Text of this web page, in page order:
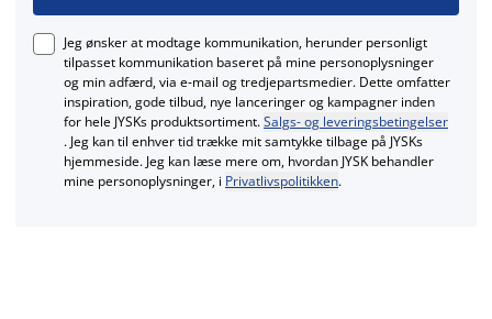
Jeg ønsker at modtage kommunikation, herunder personligt
tilpasset kommunikation baseret på mine personoplysninger
og min adfærd, via e‑mail og tredjepartsmedier. Dette omfatter
inspiration, gode tilbud, nye lanceringer og kampagner inden
for hele JYSKs produktsortiment.Salgs- og leveringsbetingelser
. Jeg kan til enhver tid trække mit samtykke tilbage på JYSKs
hjemmeside. Jeg kan læse mere om, hvordan JYSK behandler
mine personoplysninger, i Privatlivspolitikken.